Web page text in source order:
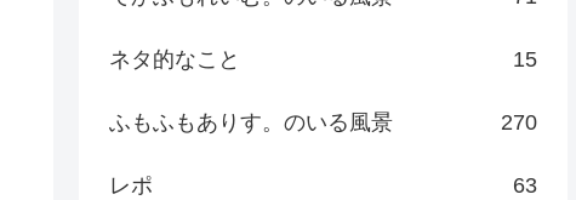
ネタ的なこと 15
ふもふもありす。のいる風景 270
レポ 63